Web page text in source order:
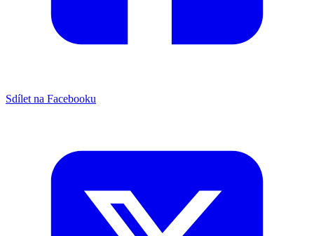
Sdílet na Facebooku